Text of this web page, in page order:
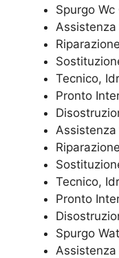
Spurgo Wc
Assistenza
Tecnico,
Pronto
Assistenza
Tecnico,
Pronto
Spurgo
Assistenza